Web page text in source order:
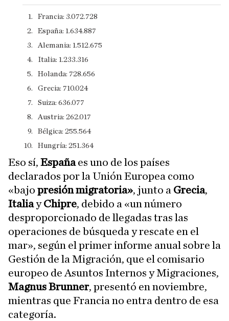
Francia: 3.072.728
​España: 1.634.887
​Alemania: 1.512.675
​Italia: 1.233.316
​Holanda: 728.656
​Grecia: 710.024
​Suiza: 636.077
​Austria: 262.017
​Bélgica: 255.564
Hungría: 251.364​
Eso sí, Españaes uno de los países
declarados por la Unión Europea como
«bajo presión migratoria», junto a Grecia,
ItaliayChipre, debido a «un número
desproporcionado de llegadas tras las
operaciones de búsqueda y rescate en el
mar», según el primer informe anual sobre la
Gestión de la Migración, que el comisario
europeo de Asuntos Internos y Migraciones,
Magnus Brunner, presentó en noviembre,
mientras que Francia no entra dentro de esa
categoría.